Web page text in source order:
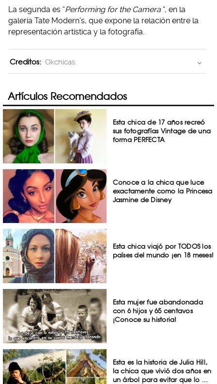
La segunda es “Performing for the Camera “, en la
galería Tate Modern’s, que expone la relación entre la
representación artística y la fotografía.
Creditos: Okchicas
Artículos Recomendados
Esta chica de 17 años recreó
sus fotografías Vintage de una
forma PERFECTA
Conoce a la chica que luce
exactamente como la Princesa
Jasmine de Disney
Esta chica viajó por TODOS los
países del mundo ¡en 18 meses!
Esta mujer fue abandonada
con 6 hijos y 65 centavos
¡Conoce su historia!
Esta es la historia de Julia Hill,
la chica que vivió dos años en
un árbol para evitar que lo ...